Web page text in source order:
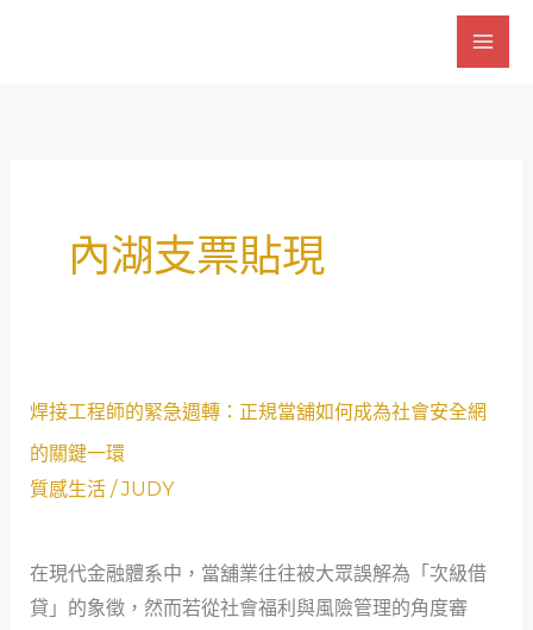
內湖支票貼現
焊接工程師的緊急週轉：正規當舖如何成為社會安全網
的關鍵一環
質感生活/JUDY
在現代金融體系中，當舖業往往被大眾誤解為「次級借
貸」的象徵，然而若從社會福利與風險管理的角度審
焊
程
的
緊